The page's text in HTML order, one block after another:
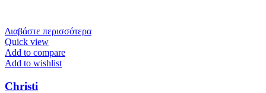
Διαβάστε περισσότερα
Quick view
Add to compare
Add to wishlist
Christi